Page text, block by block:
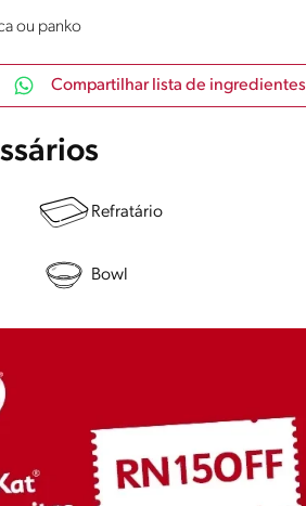
ou panko
Compartilhar lista de ingredientes
Refratário
Bowl